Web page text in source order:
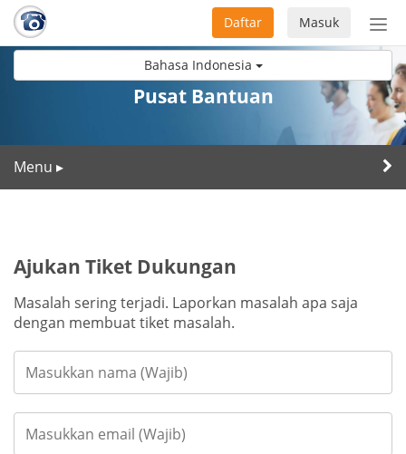
Bahasa Indonesia
Masuk
Daftar
Pusat Bantuan
Menu ▸
Ajukan Tiket Dukungan
Masalah sering terjadi. Laporkan masalah apa saja
dengan membuat tiket masalah.